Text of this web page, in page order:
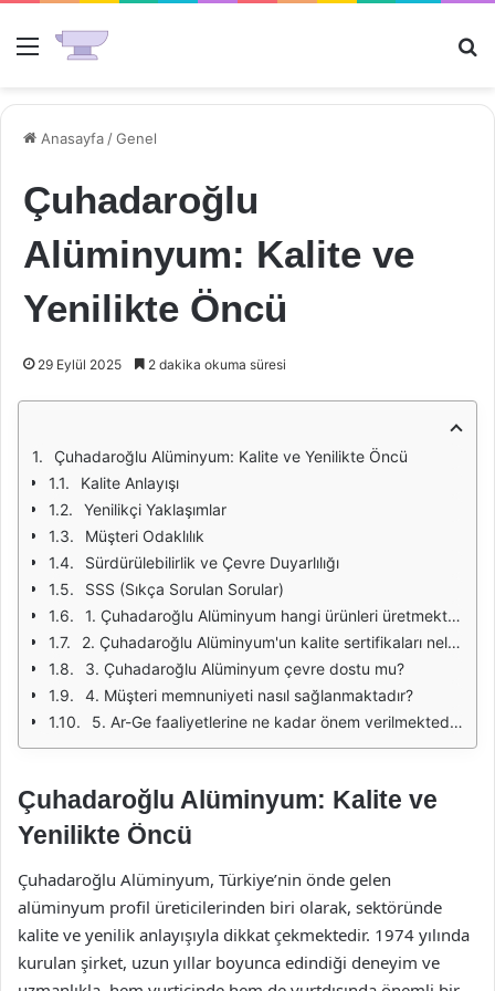
Menü
Anasayfa /Genel
Çuhadaroğlu
Alüminyum: Kalite ve
Yenilikte Öncü
29 Eylül 2025 2 dakika okuma süresi
Çuhadaroğlu Alüminyum: Kalite ve Yenilikte Öncü
Kalite Anlayışı
Yenilikçi Yaklaşımlar
Müşteri Odaklılık
Sürdürülebilirlik ve Çevre Duyarlılığı
SSS (Sıkça Sorulan Sorular)
1. Çuhadaroğlu Alüminyum hangi ürünleri üretmektedir?
2. Çuhadaroğlu Alüminyum'un kalite sertifikaları nelerdir?
3. Çuhadaroğlu Alüminyum çevre dostu mu?
4. Müşteri memnuniyeti nasıl sağlanmaktadır?
5. Ar-Ge faaliyetlerine ne kadar önem verilmektedir?
Çuhadaroğlu Alüminyum: Kalite ve
Yenilikte Öncü
Çuhadaroğlu Alüminyum, Türkiye’nin önde gelen
alüminyum profil üreticilerinden biri olarak, sektöründe
kalite ve yenilik anlayışıyla dikkat çekmektedir. 1974 yılında
kurulan şirket, uzun yıllar boyunca edindiği deneyim ve